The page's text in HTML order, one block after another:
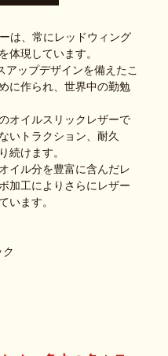
は、常にレッドウィング
体現しています。
ップデザインを備えたこ
に作られ、世界中の勤勉
オイルスリックレザーで
いトラクション、耐久
続けます。
イル分を豊富に含んだレ
加工によりさらにレザー
います。
ク